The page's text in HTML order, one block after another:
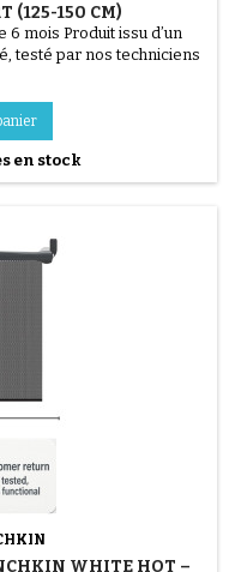
(125-150 CM)
mois Produit issu d’un
testé par nos techniciens
Kinderkraft i-Boost i-Size
et doté d'une assise
sereins.
en stock
WHITE HOT –